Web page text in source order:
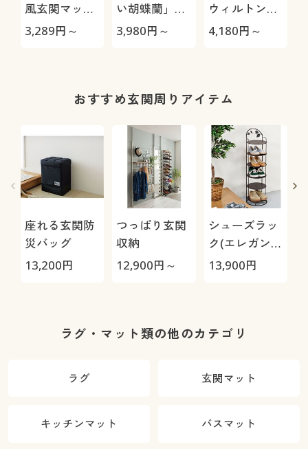
風玄関マット
(オーナメント
3,289円～
い胡蝶蘭」八
角玄関マット
3,980円～
ウィルトン織
り玄関マット
4,180円～
おすすめ玄関周りアイテム
座れる玄関防
災バッグ
13,200円
つっぱり玄関
収納
12,900円～
シューズラッ
ク(エレガント
ローズ玄関シ
13,900円
ラグ・マット類の他のカテゴリ
ラグ 玄関マット
キッチンマット バスマット